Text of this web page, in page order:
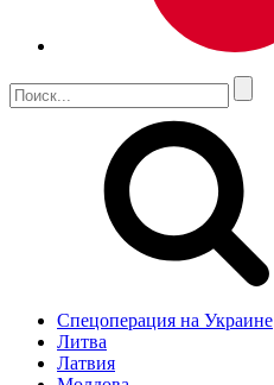
Спецоперация на Украине
Литва
Латвия